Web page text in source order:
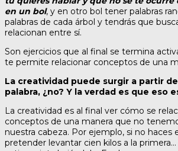
en un bol, y en otro bol tener palabras
palabras de cada árbol y tendrás que
relacionan entre sí.
Son ejercicios que al final se termina
te permite relacionar conceptos de una
La creatividad puede surgir a partir
palabra, ¿no? Y la verdad es que eso
La creatividad es al final ver cómo se
conceptos de una manera que no
nuestra cabeza. Por ejemplo, si no haces
pretender levantar cien kilos a la